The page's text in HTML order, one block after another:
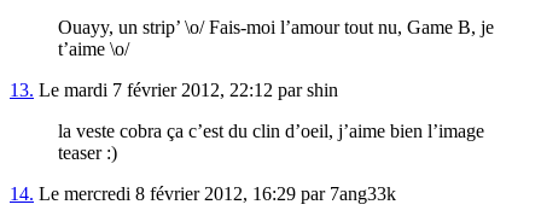
Ouayy, un strip’ \o/ Fais-moi l’amour tout nu, Game B, je
t’aime \o/
13. Le mardi 7 février 2012, 22:12 par shin
la veste cobra ça c’est du clin d’oeil, j’aime bien l’image
teaser :)
14. Le mercredi 8 février 2012, 16:29 par 7ang33k